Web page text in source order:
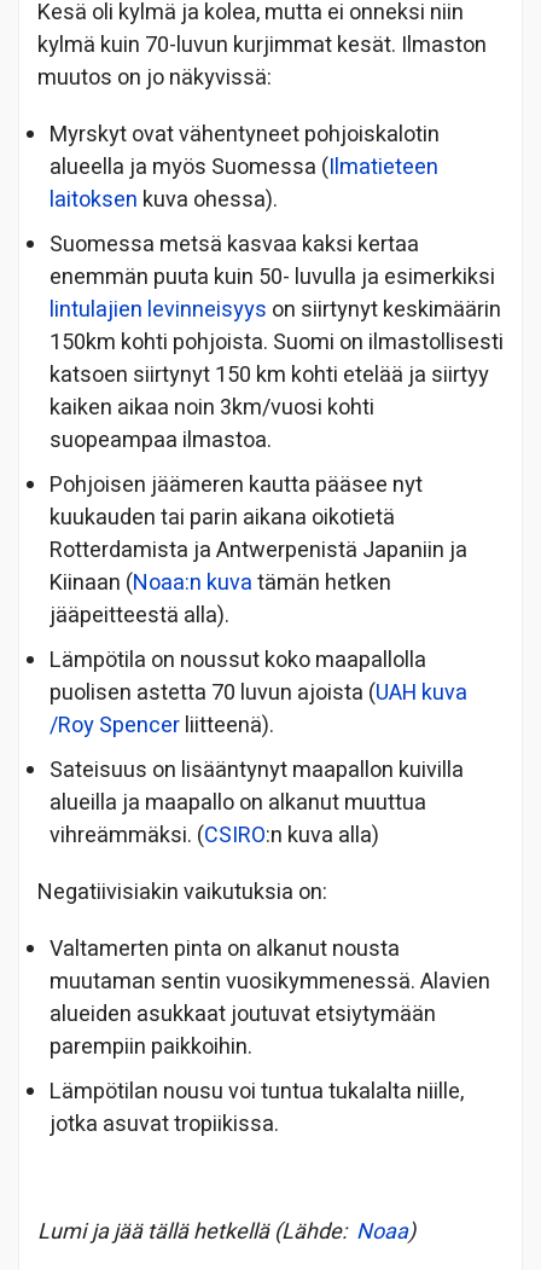
Kesä oli kylmä ja kolea, mutta ei onneksi niin
kylmä kuin 70-luvun kurjimmat kesät. Ilmaston
muutos on jo näkyvissä:
Myrskyt ovat vähentyneet pohjoiskalotin
alueella ja myös Suomessa (Ilmatieteen
laitoksen kuva ohessa).
Suomessa metsä kasvaa kaksi kertaa
enemmän puuta kuin 50- luvulla ja esimerkiksi
lintulajien levinneisyys on siirtynyt keskimäärin
150km kohti pohjoista. Suomi on ilmastollisesti
katsoen siirtynyt 150 km kohti etelää ja siirtyy
kaiken aikaa noin 3km/vuosi kohti
suopeampaa ilmastoa.
Pohjoisen jäämeren kautta pääsee nyt
kuukauden tai parin aikana oikotietä
Rotterdamista ja Antwerpenistä Japaniin ja
Kiinaan (Noaa:n kuvatämän hetken
jääpeitteestä alla).
Lämpötila on noussut koko maapallolla
puolisen astetta 70 luvun ajoista (UAH kuva
/Roy Spencerliitteenä).
Sateisuus on lisääntynyt maapallon kuivilla
alueilla ja maapallo on alkanut muuttua
vihreämmäksi. (CSIRO:n kuva alla)
Negatiivisiakin vaikutuksia on:
Valtamerten pinta on alkanut nousta
muutaman sentin vuosikymmenessä. Alavien
alueiden asukkaat joutuvat etsiytymään
parempiin paikkoihin.
Lämpötilan nousu voi tuntua tukalalta niille,
jotka asuvat tropiikissa.
Lumi ja jää tällä hetkellä (Lähde: Noaa)